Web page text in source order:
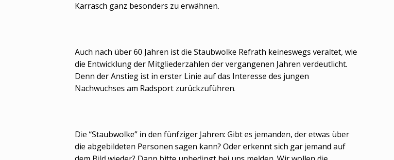
Karrasch ganz besonders zu erwähnen.
Auch nach über 60 Jahren ist die Staubwolke Refrath keineswegs veraltet, wie
die Entwicklung der Mitgliederzahlen der vergangenen Jahren verdeutlicht.
Denn der Anstieg ist in erster Linie auf das Interesse des jungen
Nachwuchses am Radsport zurückzuführen.
Die “Staubwolke” in den fünfziger Jahren: Gibt es jemanden, der etwas über
die abgebildeten Personen sagen kann? Oder erkennt sich gar jemand auf